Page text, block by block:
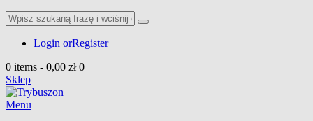
Login orRegister
0 items - 0,00 zł 0
Sklep
Menu